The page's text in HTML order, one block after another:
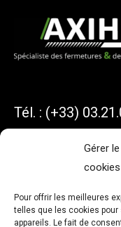
Gérer
cookies
Pour offrir les meilleures
telles que les cookies
appareils. Le fait de
Tél. : (+33)
AXIHOME
1 Avenue du